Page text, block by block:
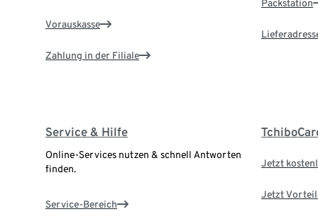
Vorauskasse
Zahlung in der Filiale
Packstation
Service & Hilfe
Online-Services nutzen & schnell Antworten
finden.
Service-Bereich
Jetzt
Jetzt